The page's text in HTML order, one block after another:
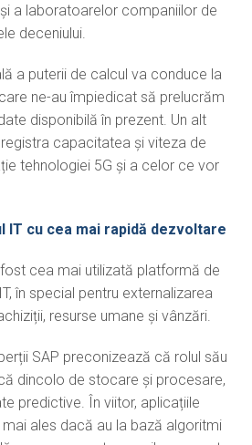
a laboratoarelor companiilor de
deceniului.
a puterii de calcul va conduce la
ne-au împiedicat să prelucrăm
disponibilă în prezent. Un alt
capacitatea și viteza de
tehnologiei 5G și a celor ce vor
IT cu cea mai rapidă dezvoltare
cea mai utilizată platformă de
în special pentru externalizarea
resurse umane și vânzări.
SAP preconizează că rolul său
dincolo de stocare și procesare,
predictive. În viitor, aplicațiile
ales dacă au la bază algoritmi